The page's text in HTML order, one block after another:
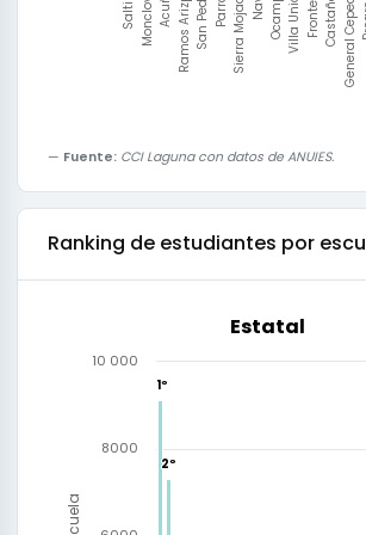
Monclova Ramos ArizpeSan Pedro Sierra Mojada OcampoVilla UniónFronteraCastañosGeneral Cepeda
Fuente: CCI Laguna con datos de ANUIES.
Ranking de estudiantes por
Estatal
1º
1º
2º
2º
8000
10 000